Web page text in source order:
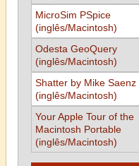
MicroSim PSpice
(inglês/Macintosh)
Odesta GeoQuery
(inglês/Macintosh)
Shatter by Mike Saenz
(inglês/Macintosh)
Your Apple Tour of the
Macintosh Portable
(inglês/Macintosh)